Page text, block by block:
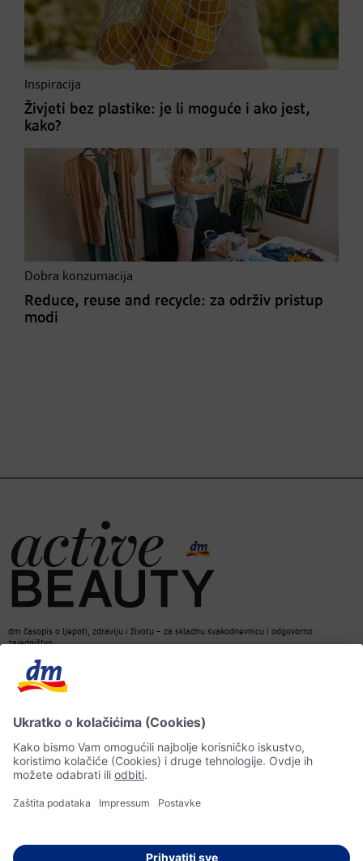
Inspiracija
Živjeti bez plastike: je li moguće i ako jest,
kako?
Dobra konzumacija
Reduce, reuse and recycle: za održiv pristup
modi
dm časopis o ljepoti, zdravlju i životu – za skladnu svakodnevnicu i odgovorno
zajedništvo.